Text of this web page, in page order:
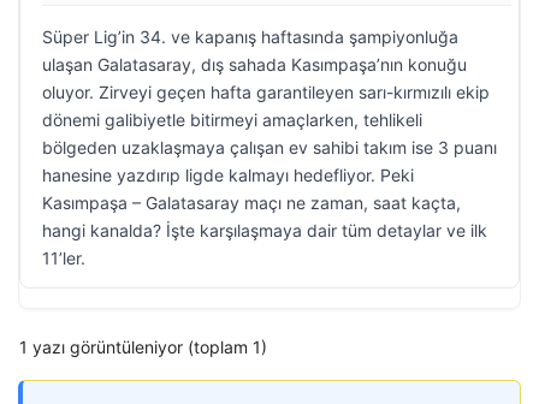
Süper Lig’in 34. ve kapanış haftasında şampiyonluğa
ulaşan Galatasaray, dış sahada Kasımpaşa’nın konuğu
oluyor. Zirveyi geçen hafta garantileyen sarı-kırmızılı ekip
dönemi galibiyetle bitirmeyi amaçlarken, tehlikeli
bölgeden uzaklaşmaya çalışan ev sahibi takım ise 3 puanı
hanesine yazdırıp ligde kalmayı hedefliyor. Peki
Kasımpaşa – Galatasaray maçı ne zaman, saat kaçta,
hangi kanalda? İşte karşılaşmaya dair tüm detaylar ve ilk
11’ler.
1 yazı görüntüleniyor (toplam 1)